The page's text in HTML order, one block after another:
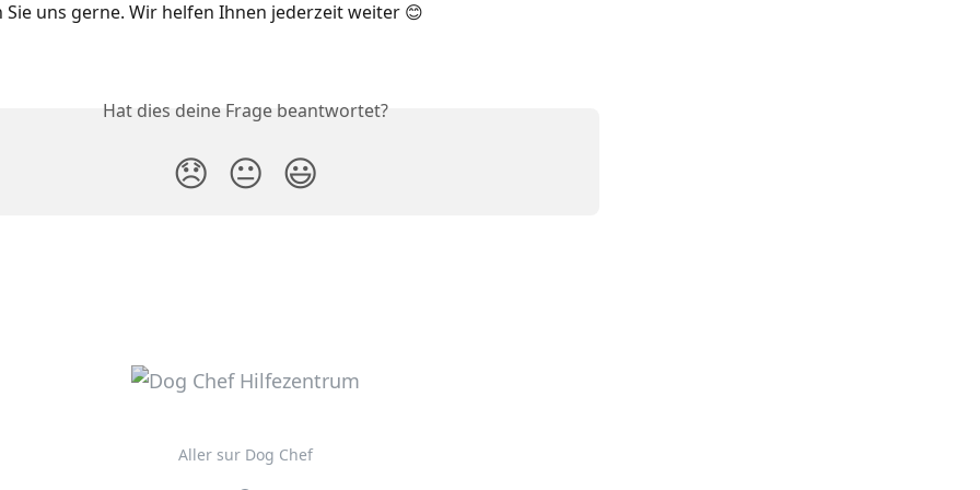
uns gerne. Wir helfen Ihnen jederzeit weiter 😊
Hat dies deine Frage beantwortet?
😞 😐 😃
Aller sur Dog Chef